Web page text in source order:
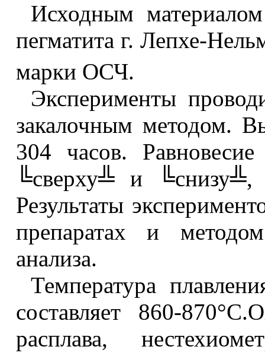
Исходным
пегматита г. Лепхе-
марки ОСЧ.
Эксперименты
закалочным методом.
304 часов.
╚сверху╩ и ╚снизу╩,
Результаты
препаратах и методом
анализа.
Температура
составляет 860-870°
расплава,